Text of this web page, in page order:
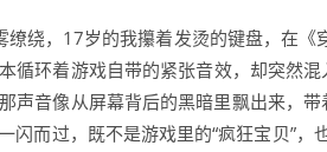
绕，17岁的我攥着发烫的键盘，在《
循环着游戏自带的紧张音效，却突然
声音像从屏幕背后的黑暗里飘出来，
而过，既不是游戏里的“疯狂宝贝”，